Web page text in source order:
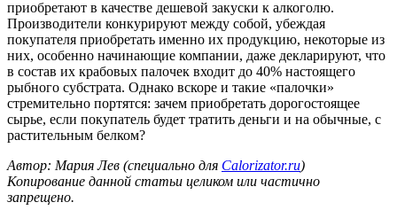
приобретают в качестве дешевой закуски к алкоголю.
Производители конкурируют между собой, убеждая
покупателя приобретать именно их продукцию, некоторые из
них, особенно начинающие компании, даже декларируют, что
в состав их крабовых палочек входит до 40% настоящего
рыбного субстрата. Однако вскоре и такие «палочки»
стремительно портятся: зачем приобретать дорогостоящее
сырье, если покупатель будет тратить деньги и на обычные, с
растительным белком?
Автор: Мария Лев (специально для Calorizator.ru)
Копирование данной статьи целиком или частично
запрещено.